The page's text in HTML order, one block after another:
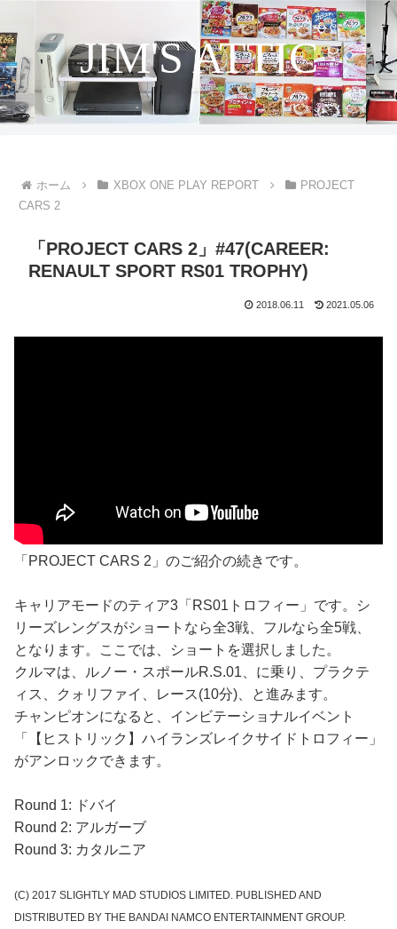
JIM'S ATTIC
ホーム XBOX ONE PLAY REPORT
PROJECT
CARS 2
「PROJECT CARS 2」#47(CAREER:
RENAULT SPORT RS01 TROPHY)
2018.06.11 2021.05.06
「PROJECT CARS 2」のご紹介の続きです。
キャリアモードのティア3「RS01トロフィー」です。シ
リーズレングスがショートなら全3戦、フルなら全5戦、
となります。ここでは、ショートを選択しました。
クルマは、ルノー・スポールR.S.01、に乗り、プラクテ
ィス、クォリファイ、レース(10分)、と進みます。
チャンピオンになると、インビテーショナルイベント
「【ヒストリック】ハイランズレイクサイドトロフィー」
がアンロックできます。
Round 1: ドバイ
Round 2: アルガーブ
Round 3: カタルニア
(C) 2017 SLIGHTLY MAD STUDIOS LIMITED. PUBLISHED AND
DISTRIBUTED BY THE BANDAI NAMCO ENTERTAINMENT GROUP.